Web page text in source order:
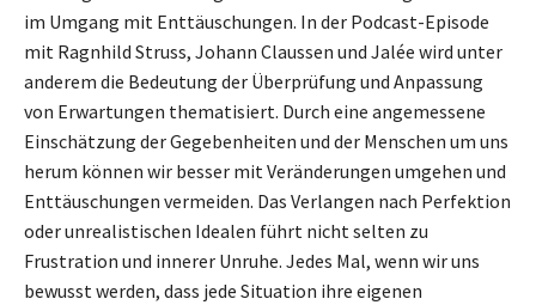
im Umgang mit Enttäuschungen. In der Podcast-Episode
mit Ragnhild Struss, Johann Claussen und Jalée wird unter
anderem die Bedeutung der Überprüfung und Anpassung
von Erwartungen thematisiert. Durch eine angemessene
Einschätzung der Gegebenheiten und der Menschen um uns
herum können wir besser mit Veränderungen umgehen und
Enttäuschungen vermeiden. Das Verlangen nach Perfektion
oder unrealistischen Idealen führt nicht selten zu
Frustration und innerer Unruhe. Jedes Mal, wenn wir uns
bewusst werden, dass jede Situation ihre eigenen